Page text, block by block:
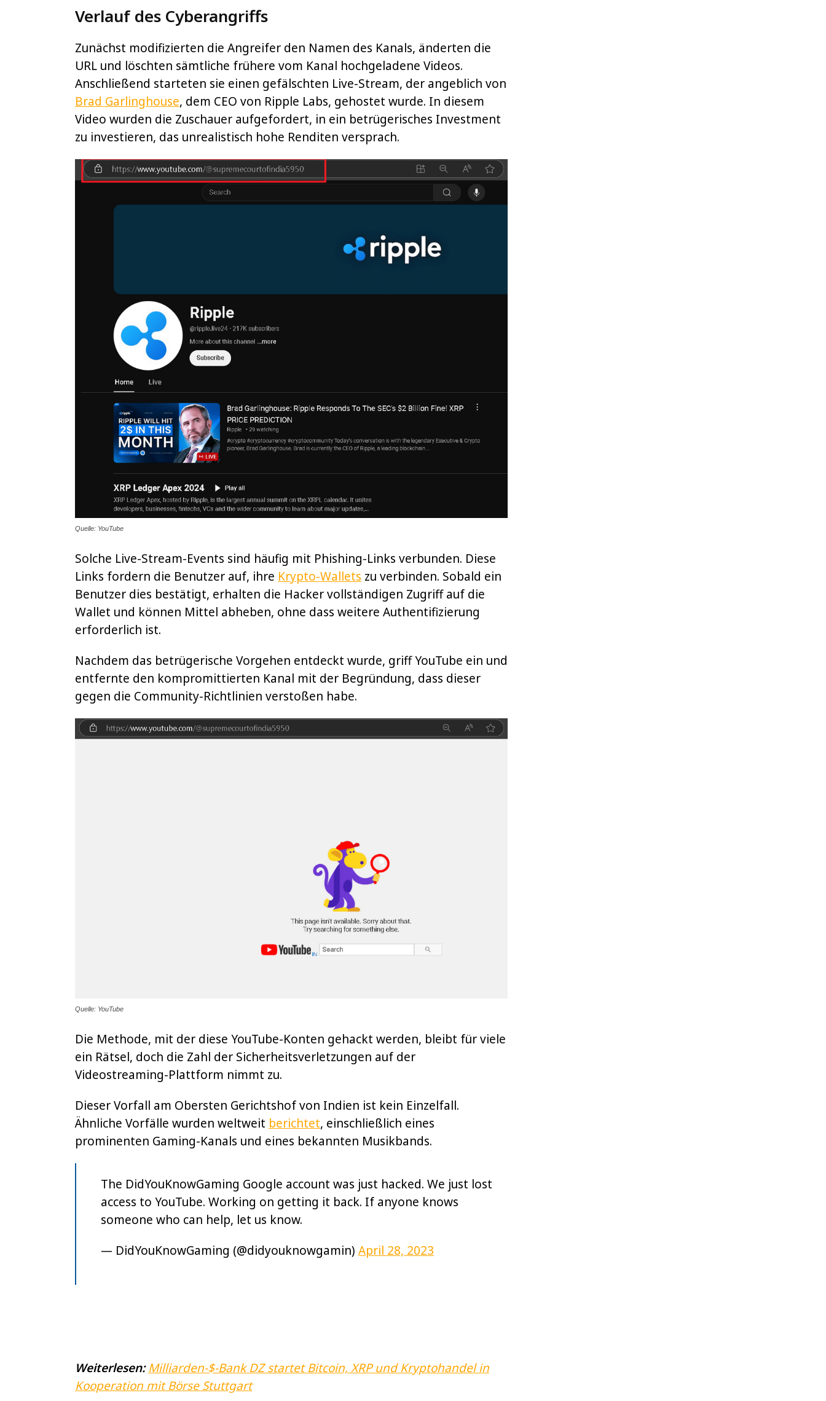
Verlauf des Cyberangriffs
Zunächst modifizierten die Angreifer den Namen des Kanals, änderten die
URL und löschten sämtliche frühere vom Kanal hochgeladene Videos.
Anschließend starteten sie einen gefälschten Live-Stream, der angeblich von
Brad Garlinghouse, dem CEO von Ripple Labs, gehostet wurde. In diesem
Video wurden die Zuschauer aufgefordert, in ein betrügerisches Investment
zu investieren, das unrealistisch hohe Renditen versprach.
Quelle: YouTube
Solche Live-Stream-Events sind häufig mit Phishing-Links verbunden. Diese
Links fordern die Benutzer auf, ihre Krypto-Wallets zu verbinden. Sobald ein
Benutzer dies bestätigt, erhalten die Hacker vollständigen Zugriff auf die
Wallet und können Mittel abheben, ohne dass weitere Authentifizierung
erforderlich ist.
Nachdem das betrügerische Vorgehen entdeckt wurde, griff YouTube ein und
entfernte den kompromittierten Kanal mit der Begründung, dass dieser
gegen die Community-Richtlinien verstoßen habe.
Quelle: YouTube
Die Methode, mit der diese YouTube-Konten gehackt werden, bleibt für viele
ein Rätsel, doch die Zahl der Sicherheitsverletzungen auf der
Videostreaming-Plattform nimmt zu.
Dieser Vorfall am Obersten Gerichtshof von Indien ist kein Einzelfall.
Ähnliche Vorfälle wurden weltweit berichtet, einschließlich eines
prominenten Gaming-Kanals und eines bekannten Musikbands.
The DidYouKnowGaming Google account was just hacked. We just lost
access to YouTube. Working on getting it back. If anyone knows
someone who can help, let us know.
— DidYouKnowGaming (@didyouknowgamin) April 28, 2023
Weiterlesen:Milliarden-$-Bank DZ startet Bitcoin, XRP und Kryptohandel in
Kooperation mit Börse Stuttgart